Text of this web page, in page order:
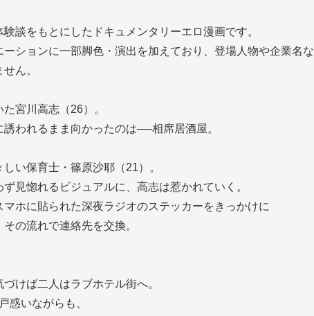
談をもとにしたドキュメンタリーエロ漫画です。
ションに一部脚色・演出を加えており、登場人物や企業名な
ん。
宮川高志（26）。
われるまま向かったのは──相席居酒屋。
い保育士・篠原沙耶（21）。
見惚れるビジュアルに、高志は惹かれていく。
ホに貼られた深夜ラジオのステッカーをきっかけに
の流れで連絡先を交換。
けば二人はラブホテル街へ。
惑いながらも、